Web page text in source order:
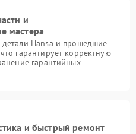
и
мастера
Hansa и прошедшие
гарантирует корректную
гарантийных
и быстрый ремонт